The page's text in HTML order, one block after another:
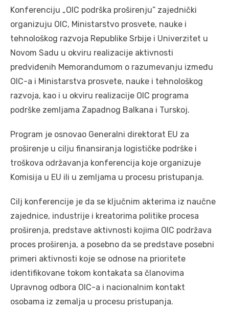
Konferenciju „OIC podrška proširenju” zajednički
organizuju OIC, Ministarstvo prosvete, nauke i
tehnološkog razvoja Republike Srbije i Univerzitet u
Novom Sadu u okviru realizacije aktivnosti
predviđenih Memorandumom o razumevanju između
OIC-a i Ministarstva prosvete, nauke i tehnološkog
razvoja, kao i u okviru realizacije OIC programa
podrške zemljama Zapadnog Balkana i Turskoj.
Program je osnovao Generalni direktorat EU za
proširenje u cilju finansiranja logističke podrške i
troškova održavanja konferencija koje organizuje
Komisija u EU ili u zemljama u procesu pristupanja.
Cilj konferencije je da se ključnim akterima iz naučne
zajednice, industrije i kreatorima politike procesa
proširenja, predstave aktivnosti kojima OIC podržava
proces proširenja, a posebno da se predstave posebni
primeri aktivnosti koje se odnose na prioritete
identifikovane tokom kontakata sa članovima
Upravnog odbora OIC-a i nacionalnim kontakt
osobama iz zemalja u procesu pristupanja.